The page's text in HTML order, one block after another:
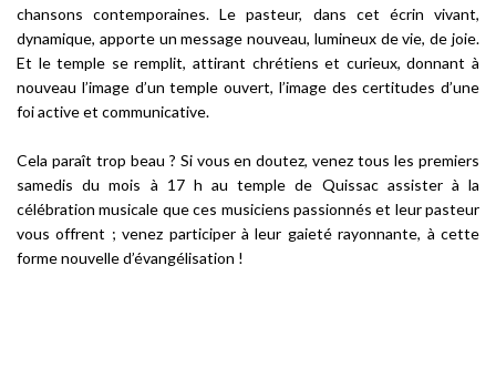
chansons contemporaines. Le pasteur, dans cet écrin vivant,
dynamique, apporte un message nouveau, lumineux de vie, de joie.
Et le temple se remplit, attirant chrétiens et curieux, donnant à
nouveau l’image d’un temple ouvert, l’image des certitudes d’une
foi active et communicative.
Cela paraît trop beau ? Si vous en doutez, venez tous les premiers
samedis du mois à 17 h au temple de Quissac assister à la
célébration musicale que ces musiciens passionnés et leur pasteur
vous offrent ; venez participer à leur gaieté rayonnante, à cette
forme nouvelle d’évangélisation !